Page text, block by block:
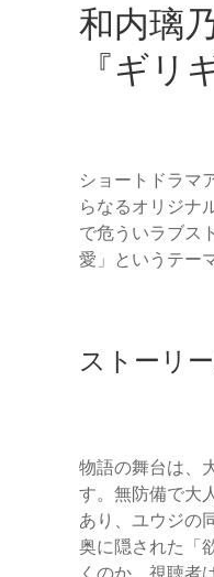
和内璃
『ギリ
ショートドラマ
らなるオリジナ
で危ういラブス
愛」というテー
ストーリ
物語の舞台は、
す。無防備で大
あり、ユウジの
奥に隠された「
くのか、視聴者